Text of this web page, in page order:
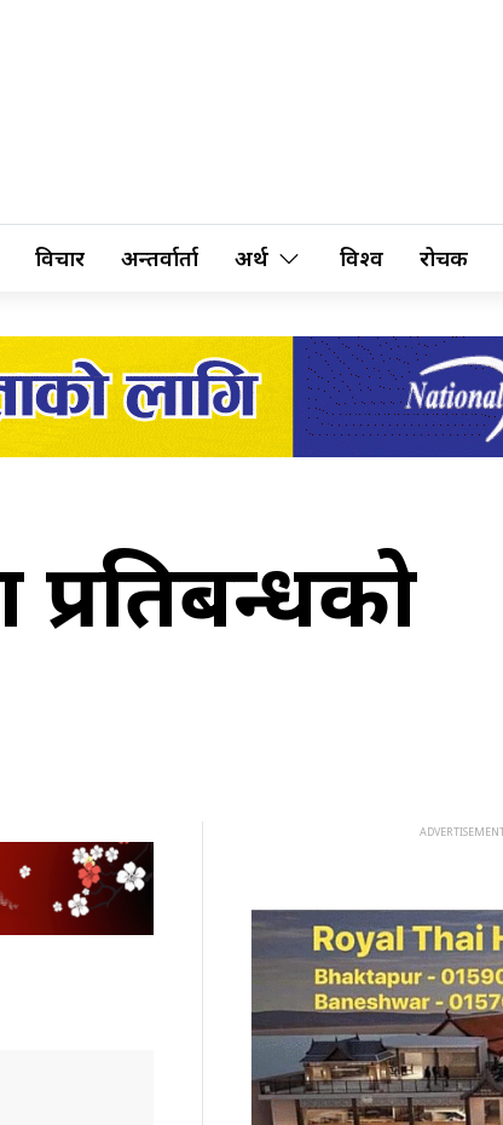
विचार अन्तर्वार्ता अर्थ विश्व रोचक
प्रतिबन्धको